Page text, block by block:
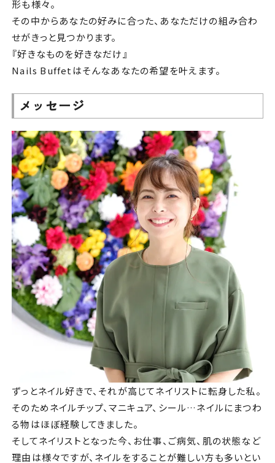
形も様々。
その中からあなたの好みに合った、あなただけの組み合わ
せがきっと見つかります。
『好きなものを好きなだけ』
Nails Buffetはそんなあなたの希望を叶えます。
メッセージ
ずっとネイル好きで、それが高じてネイリストに転身した私。
そのためネイルチップ、マニキュア、シール…ネイルにまつわ
る物はほぼ経験してきました。
そしてネイリストとなった今、お仕事、ご病気、肌の状態など
理由は様々ですが、ネイルをすることが難しい方も多いとい